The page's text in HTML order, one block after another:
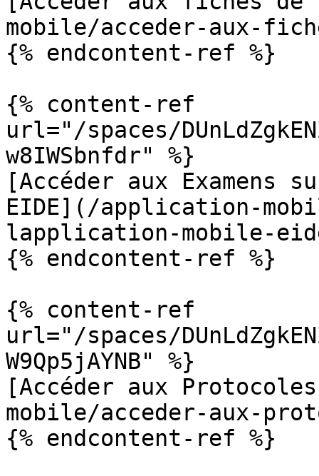
mobile/acceder-aux-
{% endcontent-ref %}
{% content-ref
url="/spaces/
w8IWSbnfdr" %}
[Accéder aux
EIDE](/application-
lapplication-mobile-
{% endcontent-ref %}
{% content-ref
url="/spaces/
W9Qp5jAYNB" %}
[Accéder aux
mobile/acceder-aux-
{% endcontent-ref %}